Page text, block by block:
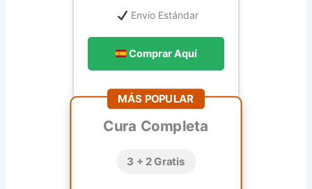
Envío Estándar
Comprar Aquí
MÁS POPULAR
Cura Completa
3 + 2 Gratis